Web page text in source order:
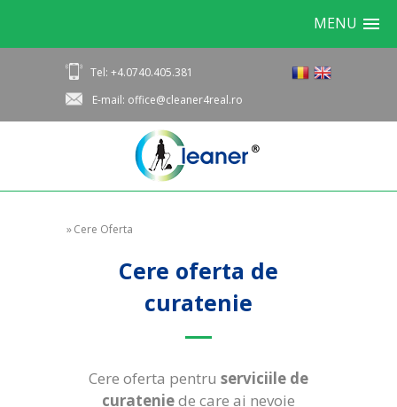
MENU
Tel: +4.0740.405.381
E-mail: office@cleaner4real.ro
»Cere Oferta
Cere oferta de
curatenie
Cere oferta pentru serviciile de
curateniede care ai nevoie